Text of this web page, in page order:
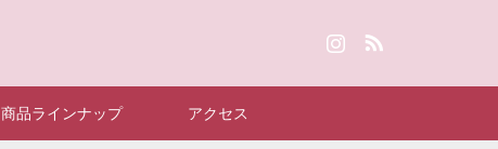
商品ラインナップ アクセス